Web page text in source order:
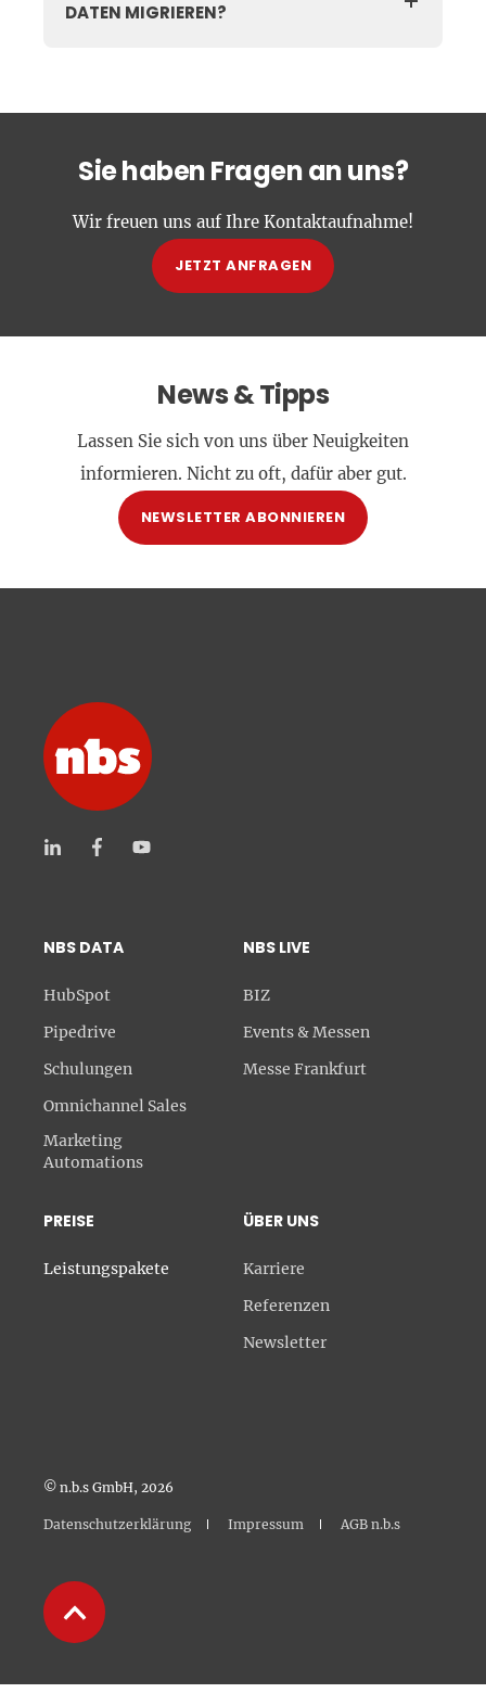
DATEN MIGRIEREN?
Sie haben Fragen an uns?
Wir freuen uns auf Ihre Kontaktaufnahme!
JETZT ANFRAGEN
News & Tipps
Lassen Sie sich von uns über Neuigkeiten
informieren. Nicht zu oft, dafür aber gut.
NEWSLETTER ABONNIEREN
NBS DATA
HubSpot
Pipedrive
Schulungen
Omnichannel Sales
Marketing
Automations
NBS LIVE
BIZ
Events & Messen
Messe Frankfurt
PREISE
Leistungspakete
ÜBER UNS
Karriere
Referenzen
Newsletter
© n.b.s GmbH, 2026
Datenschutzerklärung Impressum AGB n.b.s